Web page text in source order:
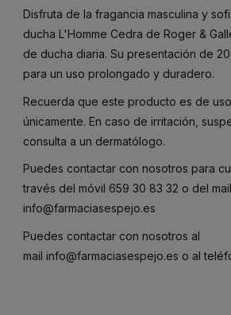
Disfruta de la fragancia masculina y
ducha L'Homme Cedra de Roger &
de ducha diaria. Su presentación de
para un uso prolongado y duradero.
Recuerda que este producto es de
únicamente. En caso de irritación,
consulta a un dermatólogo.
Puedes contactar con nosotros para
través del móvil 659 30 83 32 o del mail
info@farmaciasespejo.es
Puedes contactar con nosotros al
mail info@farmaciasespejo.es o al